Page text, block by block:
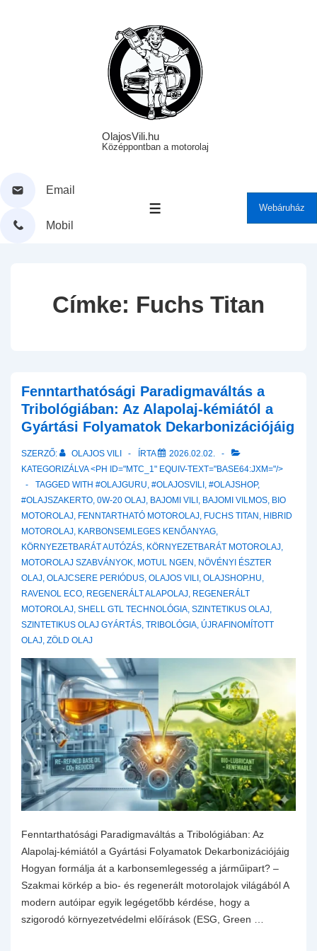
OlajosVili.hu
Középpontban a motorolaj
Email
Mobil
MENÜ Webáruház
Címke: Fuchs Titan
Fenntarthatósági Paradigmaváltás a
Tribológiában: Az Alapolaj-kémiától a
Gyártási Folyamatok Dekarbonizációjáig
SZERZŐ: OLAJOS VILI ÍRTA
2026.02.02.
KATEGORIZÁLVA <PH ID="MTC_1" EQUIV-TEXT="BASE64:JXM="/>
TAGGED WITH #OLAJGURU, #OLAJOSVILI , #OLAJSHOP,
#OLAJSZAKERTO, 0W-20 OLAJ, BAJOMI VILI , BAJOMI VILMOS, BIO
MOTOROLAJ, FENNTARTHATÓ MOTOROLAJ, FUCHS TITAN , HIBRID
MOTOROLAJ, KARBONSEMLEGES KENŐANYAG,
KÖRNYEZETBARÁT AUTÓZÁS, KÖRNYEZETBARÁT MOTOROLAJ,
MOTOROLAJ SZABVÁNYOK, MOTUL NGEN , NÖVÉNYI ÉSZTER
OLAJ, OLAJCSERE PERIÓDUS, OLAJOS VILI , OLAJSHOP.HU,
RAVENOL ECO, REGENERÁLT ALAPOLAJ, REGENERÁLT
MOTOROLAJ, SHELL GTL TECHNOLÓGIA, SZINTETIKUS OLAJ,
SZINTETIKUS OLAJ GYÁRTÁS, TRIBOLÓGIA, ÚJRAFINOMÍTOTT
OLAJ, ZÖLD OLAJ
Fenntarthatósági Paradigmaváltás a Tribológiában: Az
Alapolaj-kémiától a Gyártási Folyamatok Dekarbonizációjáig
Hogyan formálja át a karbonsemlegesség a járműipart? –
Szakmai körkép a bio- és regenerált motorolajok világából A
modern autóipar egyik legégetőbb kérdése, hogy a
szigorodó környezetvédelmi előírások (ESG, Green …